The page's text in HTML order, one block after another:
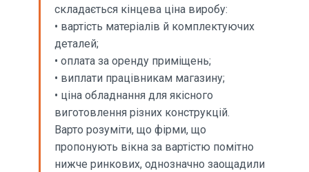
складається кінцева ціна виробу:
• вартість матеріалів й комплектуючих
деталей;
• оплата за оренду приміщень;
• виплати працівникам магазину;
• ціна обладнання для якісного
виготовлення різних конструкцій.
Варто розуміти, що фірми, що
пропонують вікна за вартістю помітно
нижче ринкових, однозначно заощадили